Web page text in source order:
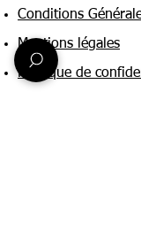
Conditions
Mentions légales
Politique de